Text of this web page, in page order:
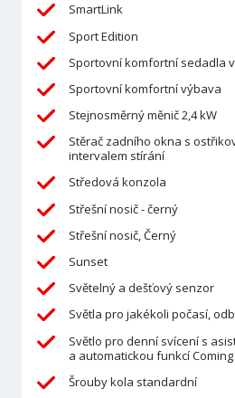
SmartLink
Sport Edition
Sportovní komfortní sedadla
Sportovní komfortní výbava
Stejnosměrný měnič 2,4 kW
Stěrač zadního okna s
intervalem stírání
Středová konzola
Střešní nosič - černý
Střešní nosič, Černý
Sunset
Světelný a dešťový senzor
Světla pro jakékoli počasí,
Světlo pro denní svícení s
a automatickou funkcí
Šrouby kola standardní